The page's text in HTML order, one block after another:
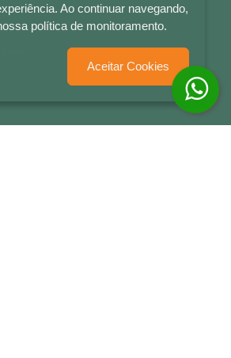
Ao continuar navegando,
política de monitoramento.
Aceitar Cookies